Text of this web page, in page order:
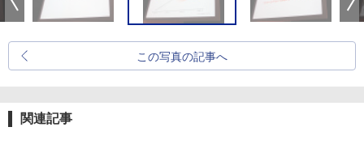
この写真の記事へ
関連記事